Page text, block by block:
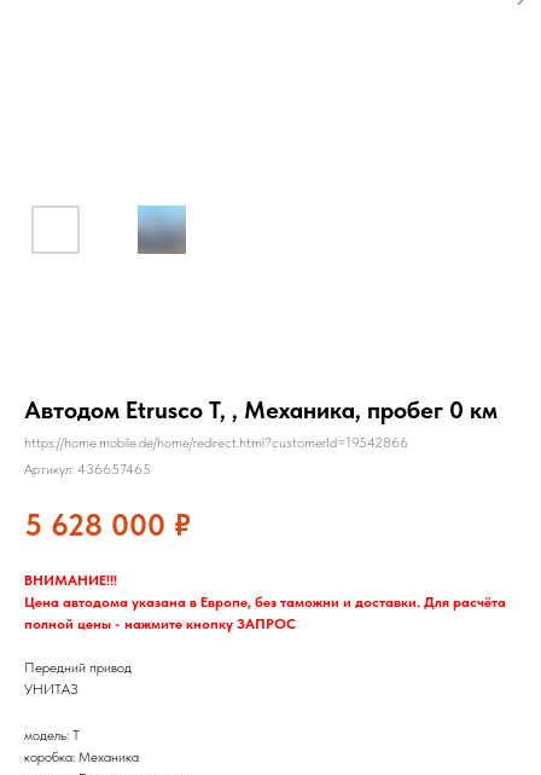
Автодом Etrusco T, , Механика, пробег 0 км
https://home.mobile.de/home/redirect.html?customerId=19542866
Артикул: 436657465
5 628 000 ₽
ВНИМАНИЕ!!!
Цена автодома указана в Европе, без таможни и доставки. Для расчёта
полной цены - нажмите кнопку ЗАПРОС
Передний привод
УНИТАЗ
модель: T
коробка: Механика